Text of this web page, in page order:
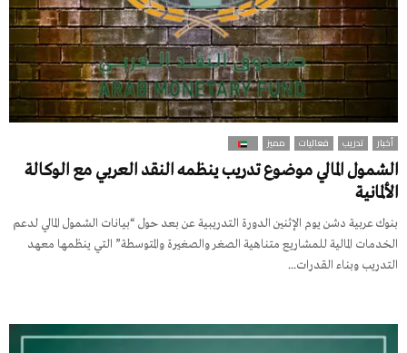
أخبار تدريب فعاليات مميز
الشمول المالي موضوع تدريب ينظمه النقد العربي مع الوكالة
الألمانية
بنوك عربية دشن يوم الإثنين الدورة التدريبية عن بعد حول “بيانات الشمول المالي لدعم
الخدمات المالية للمشاريع متناهية الصغر والصغيرة والمتوسطة” التي ينظمها معهد
التدريب وبناء القدرات...